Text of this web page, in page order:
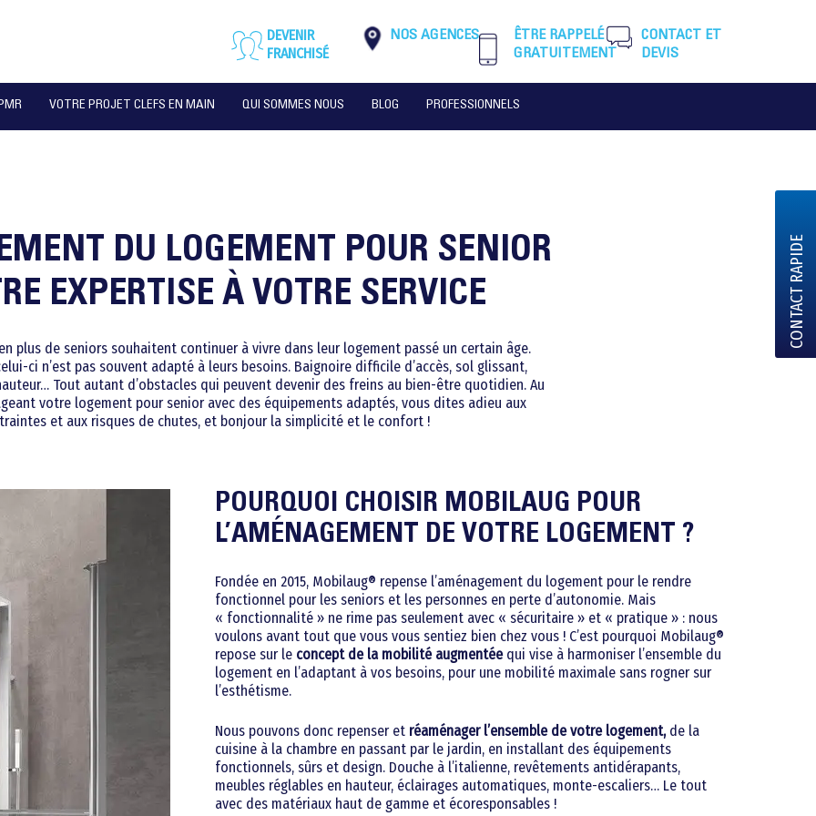
VOTRE PROJET CLEFS EN MAIN QUI SOMMES NOUS BLOG PROFESSIONNELS
DEVENIR
FRANCHISÉ
NOS AGENCES
ÊTRE RAPPELÉ
GRATUITEMENT
CONTACT ET
DEVIS
DU LOGEMENT POUR SENIOR
EXPERTISE À VOTRE SERVICE
plus de seniors souhaitent continuer à vivre dans leur logement passé un certain âge.
ci n’est pas souvent adapté à leurs besoins. Baignoire difficile d’accès, sol glissant,
Tout autant d’obstacles qui peuvent devenir des freins au bien-être quotidien. Au
votre logement pour senior avec des équipements adaptés, vous dites adieu aux
et aux risques de chutes, et bonjour la simplicité et le confort !
POURQUOI CHOISIR MOBILAUG POUR
L’AMÉNAGEMENT DE VOTRE LOGEMENT ?
Fondée en 2015, Mobilaug® repense l’aménagement du logement pour le rendre
fonctionnel pour les seniors et les personnes en perte d’autonomie. Mais
« fonctionnalité » ne rime pas seulement avec « sécuritaire » et « pratique » : nous
voulons avant tout que vous vous sentiez bien chez vous ! C’est pourquoi Mobilaug®
repose sur le concept de la mobilité augmentéequi vise à harmoniser l’ensemble du
logement en l’adaptant à vos besoins, pour une mobilité maximale sans rogner sur
l’esthétisme.
Nous pouvons donc repenser et réaménager l’ensemble de votre logement,de la
cuisine à la chambre en passant par le jardin, en installant des équipements
fonctionnels, sûrs et design. Douche à l’italienne, revêtements antidérapants,
meubles réglables en hauteur, éclairages automatiques, monte-escaliers… Le tout
avec des matériaux haut de gamme et écoresponsables !
CONTACT RAPIDE